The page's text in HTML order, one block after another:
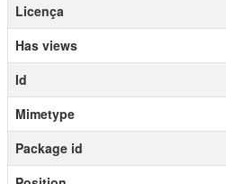
Licença
Has views
Id
Mimetype
Package id